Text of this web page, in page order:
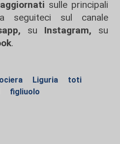
sulle principali
seguiteci sul canale
su Instagram, su
.
Liguria
toti
figliuolo